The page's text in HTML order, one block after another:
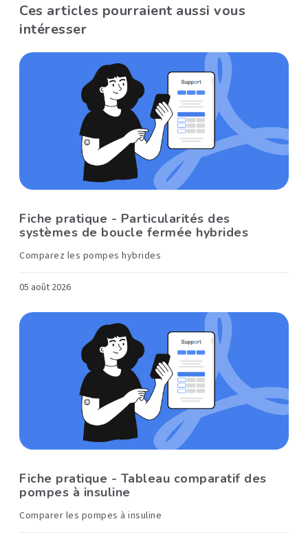
Ces articles pourraient aussi vous
intéresser
Fiche pratique - Particularités des
systèmes de boucle fermée hybrides
Comparez les pompes hybrides
05 août 2026
Fiche pratique - Tableau comparatif des
pompes à insuline
Comparer les pompes à insuline